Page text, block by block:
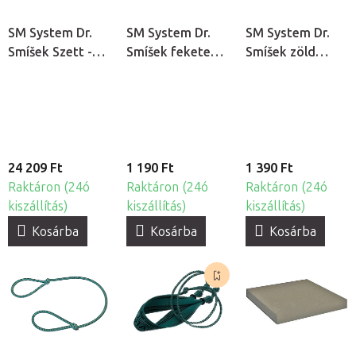
SM System Dr.
Smíšek Szett -
24 209 Ft
Raktáron (24ó
kiszállítás)
Kosárba
SM System Dr.
Smíšek fekete
1 190 Ft
Raktáron (24ó
kiszállítás)
Kosárba
SM System Dr.
Smíšek zöld
1 390 Ft
Raktáron (24ó
kiszállítás)
Kosárba